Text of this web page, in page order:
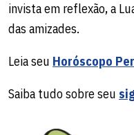
invista em reflexão, a
das amizades.
Leia seu Horóscopo
Saiba tudo sobre seu